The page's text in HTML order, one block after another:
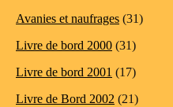
Avanies et naufrages (31)
Livre de bord 2000 (31)
Livre de bord 2001 (17)
Livre de Bord 2002 (21)